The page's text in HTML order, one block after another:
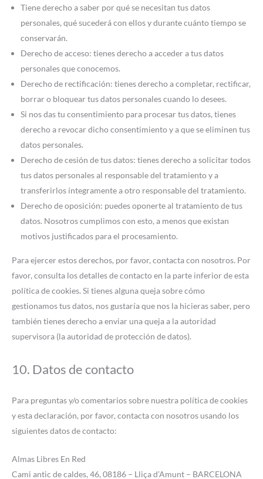
Tiene derecho a saber por qué se necesitan tus datos
personales, qué sucederá con ellos y durante cuánto tiempo se
conservarán.
Derecho de acceso: tienes derecho a acceder a tus datos
personales que conocemos.
Derecho de rectificación: tienes derecho a completar, rectificar,
borrar o bloquear tus datos personales cuando lo desees.
Si nos das tu consentimiento para procesar tus datos, tienes
derecho a revocar dicho consentimiento y a que se eliminen tus
datos personales.
Derecho de cesión de tus datos: tienes derecho a solicitar todos
tus datos personales al responsable del tratamiento y a
transferirlos íntegramente a otro responsable del tratamiento.
Derecho de oposición: puedes oponerte al tratamiento de tus
datos. Nosotros cumplimos con esto, a menos que existan
motivos justificados para el procesamiento.
Para ejercer estos derechos, por favor, contacta con nosotros. Por
favor, consulta los detalles de contacto en la parte inferior de esta
política de cookies. Si tienes alguna queja sobre cómo
gestionamos tus datos, nos gustaría que nos la hicieras saber, pero
también tienes derecho a enviar una queja a la autoridad
supervisora (la autoridad de protección de datos).
10. Datos de contacto
Para preguntas y/o comentarios sobre nuestra política de cookies
y esta declaración, por favor, contacta con nosotros usando los
siguientes datos de contacto:
Almas Libres En Red
Cami antic de caldes, 46​, 08186 – Lliça d’Amunt – BARCELONA​